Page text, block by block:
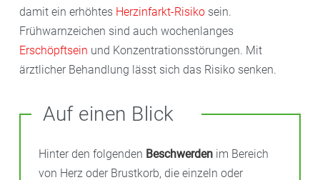
damit ein erhöhtes Herzinfarkt-Risiko sein.
Frühwarnzeichen sind auch wochenlanges
Erschöpftsein und Konzentrationsstörungen. Mit
ärztlicher Behandlung lässt sich das Risiko senken.
Auf einen Blick
Hinter den folgenden Beschwerden im Bereich
von Herz oder Brustkorb, die einzeln oder